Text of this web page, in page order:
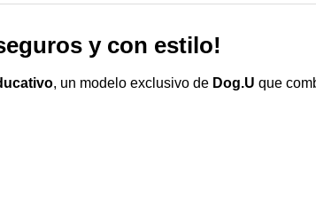
y con estilo!
, un modelo exclusivo de Dog.U que